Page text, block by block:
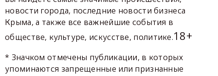
новости города, последние новости бизнеса
Крыма, а также все важнейшие события в
обществе, культуре, искусстве, политике.18+
* Значком отмечены публикации, в которых
упоминаются запрещенные или признанные